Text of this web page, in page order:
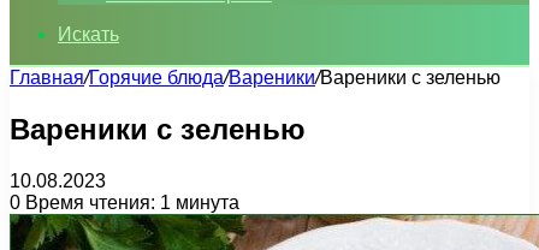
Искать
Главная/Горячие блюда/Вареники/Вареники с зеленью
Вареники с зеленью
10.08.2023
0 Время чтения: 1 минута